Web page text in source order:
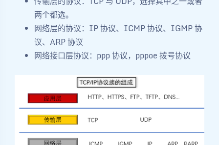
两个都选。
网络层的协议：IP 协议、ICMP 协议、IGMP 协
议、ARP 协议
网络接口层协议：ppp 协议，pppoe 拨号协议